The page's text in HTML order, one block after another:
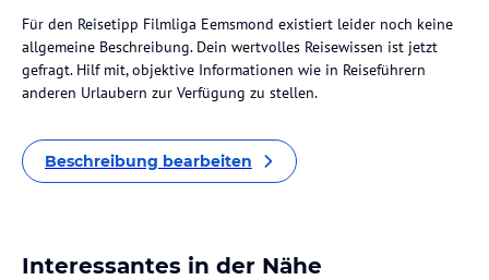
Für den Reisetipp Filmliga Eemsmond existiert leider noch keine
allgemeine Beschreibung. Dein wertvolles Reisewissen ist jetzt
gefragt. Hilf mit, objektive Informationen wie in Reiseführern
anderen Urlaubern zur Verfügung zu stellen.
Beschreibung bearbeiten
Interessantes in der Nähe